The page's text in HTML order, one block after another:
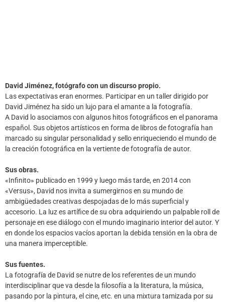
David Jiménez, fotógrafo con un discurso propio.
Las expectativas eran enormes. Participar en un taller dirigido por
David Jiménez ha sido un lujo para el amante a la fotografía.
A David lo asociamos con algunos hitos fotográficos en el panorama
español. Sus objetos artísticos en forma de libros de fotografía han
marcado su singular personalidad y sello enriqueciendo el mundo de
la creación fotográfica en la vertiente de fotografía de autor.
Sus obras.
«Infinito» publicado en 1999 y luego más tarde, en 2014 con
«Versus», David nos invita a sumergirnos en su mundo de
ambigüedades creativas despojadas de lo más superficial y
accesorio. La luz es artífice de su obra adquiriendo un palpable roll de
personaje en ese diálogo con el mundo imaginario interior del autor. Y
en donde los espacios vacíos aportan la debida tensión en la obra de
una manera imperceptible.
Sus fuentes.
La fotografía de David se nutre de los referentes de un mundo
interdisciplinar que va desde la filosofía a la literatura, la música,
pasando por la pintura, el cine, etc. en una mixtura tamizada por su